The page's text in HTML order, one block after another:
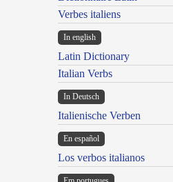
Verbes italiens
In english
Latin Dictionary
Italian Verbs
In Deutsch
Italienische Verben
En español
Los verbos italianos